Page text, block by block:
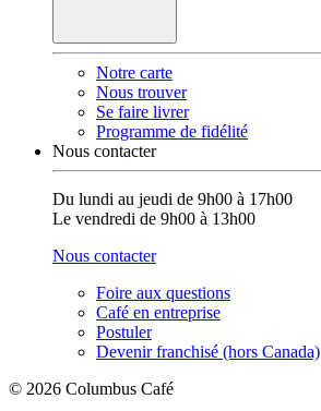
Notre carte
Nous trouver
Se faire livrer
Programme de fidélité
Nous contacter
Du lundi au jeudi de 9h00 à 17h00
Le vendredi de 9h00 à 13h00
Nous contacter
Foire aux questions
Café en entreprise
Postuler
Devenir franchisé (hors Canada)
© 2026 Columbus Café